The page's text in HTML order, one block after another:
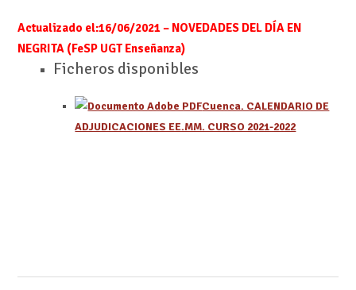
Actualizado el:16/06/2021 – NOVEDADES DEL DÍA EN
NEGRITA (FeSP UGT Enseñanza)
Ficheros disponibles
Cuenca. CALENDARIO DE
ADJUDICACIONES EE.MM. CURSO 2021-2022